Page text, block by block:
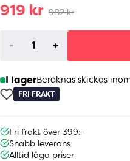
919 kr 982 kr
- +
I lagerBeräknas skickas
FRI FRAKT
Fri frakt över 399:-
Snabb leverans
Alltid låga priser